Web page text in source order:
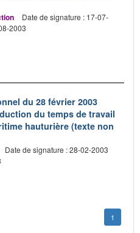
Date de signature : 17-07-
2003
du 28 février 2003
du temps de travail
hauturière (texte non
Date de signature : 28-02-2003
1